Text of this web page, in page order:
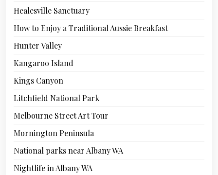
Healesville Sanctuary
How to Enjoy a Traditional Aussie Breakfast
Hunter Valley
Kangaroo Island
Kings Canyon
Litchfield National Park
Melbourne Street Art Tour
Mornington Peninsula
National parks near Albany WA
Nightlife in Albany WA